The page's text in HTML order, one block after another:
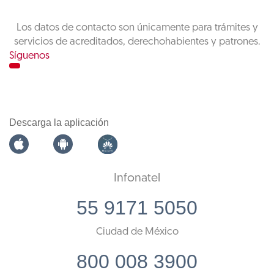
Los datos de contacto son únicamente para trámites y
servicios de acreditados, derechohabientes y patrones.
Síguenos
Descarga la aplicación
Infonatel
55 9171 5050
Ciudad de México
800 008 3900